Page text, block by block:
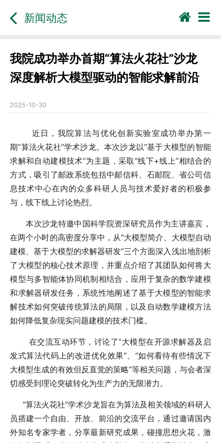
新闻动态
我院成功举办首期“算法火花社”沙龙
深度解析大模型驱动的智能求解前沿
2025-10-30
近日，我院算法与优化创新实验室成功举办第一
期“算法火花社”学术沙龙。本次沙龙以“基于大模型的智能
求解和自动建模技术”为主题，采取“线下+线上”相结合的
方式，吸引了邮政系统包括中邮信科、石邮院、省公司信
息技术中心在内的众多科研人员与技术爱好者的积极参
与，线下线上讨论热烈。
本次沙龙特邀中国科学院资深研究员作为主讲嘉宾，
在两个小时的高密度分享中，从“大模型简介、大模型自动
建模、基于大模型的求解器研发”三个方面深入浅出地剖析
了大模型的核心技术原理，并重点介绍了其团队如何将大
模型与多智能体协同机制相结合，应用于复杂的数学建模
和求解器研发任务，系统性地阐述了基于大模型的智能求
解技术如何突破传统算法的局限，以及自动数学建模方法
如何降低复杂现实问题建模的技术门槛。
在交流互动环节，讨论了“大模型在开源求解器及启
发式算法代码上的改进优化效果”、“如何看待有些情况下
大模型生成的有效但反直觉的策略”等相关问题，与会者深
切感受到理论突破转化为生产力的无限潜力。
“算法火花社”学术沙龙旨在为算法及相关领域的科研人
员搭建一个自由、开放、前沿的交流平台，通过邀请国内
外知名专家学者，分享最新研究成果，碰撞思想火花，激